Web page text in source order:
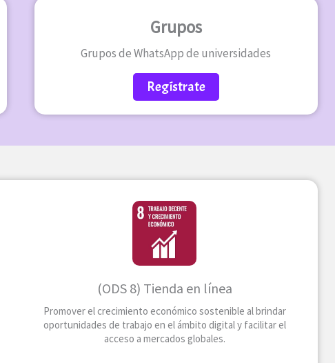
Grupos
Grupos de WhatsApp de universidades
Regístrate
(ODS 8) Tienda en línea
Promover el crecimiento económico sostenible al brindar
oportunidades de trabajo en el ámbito digital y facilitar el
acceso a mercados globales.